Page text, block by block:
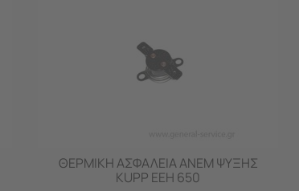
ΘΕΡΜΙΚΗ ΑΣΦΑΛΕΙΑ ΑΝΕΜ ΨΥΞΗΣ
KUPP EEH 650